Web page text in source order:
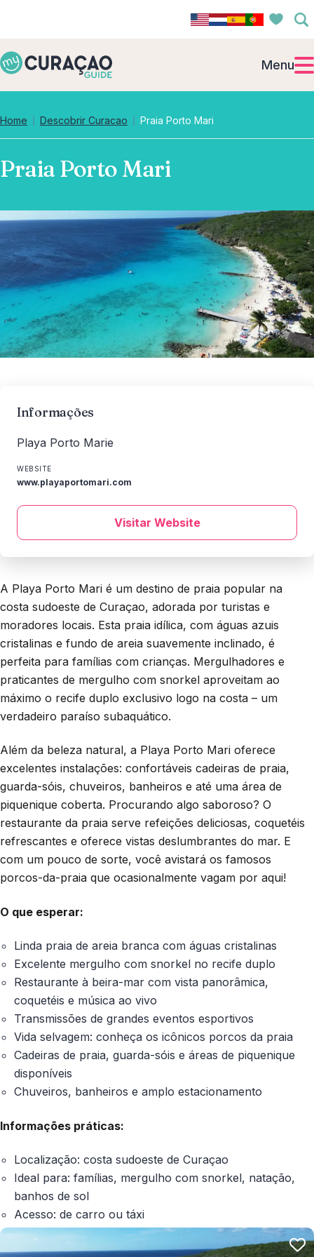
Menu
Home Descobrir Curacao Praia Porto Mari
Praia Porto Mari
A Playa Porto Mari é um destino de praia popular na
costa sudoeste de Curaçao, adorada por turistas e
moradores locais. Esta praia idílica, com águas azuis
cristalinas e fundo de areia suavemente inclinado, é
perfeita para famílias com crianças. Mergulhadores e
praticantes de mergulho com snorkel aproveitam ao
máximo o recife duplo exclusivo logo na costa – um
verdadeiro paraíso subaquático.
Além da beleza natural, a Playa Porto Mari oferece
excelentes instalações: confortáveis cadeiras de praia,
guarda-sóis, chuveiros, banheiros e até uma área de
piquenique coberta. Procurando algo saboroso? O
restaurante da praia serve refeições deliciosas, coquetéis
refrescantes e oferece vistas deslumbrantes do mar. E
com um pouco de sorte, você avistará os famosos
porcos-da-praia que ocasionalmente vagam por aqui!
O que esperar:
Linda praia de areia branca com águas cristalinas
Excelente mergulho com snorkel no recife duplo
Restaurante à beira-mar com vista panorâmica,
coquetéis e música ao vivo
Transmissões de grandes eventos esportivos
Vida selvagem: conheça os icônicos porcos da praia
Cadeiras de praia, guarda-sóis e áreas de piquenique
disponíveis
Chuveiros, banheiros e amplo estacionamento
Informações práticas:
Localização: costa sudoeste de Curaçao
Ideal para: famílias, mergulho com snorkel, natação,
banhos de sol
Acesso: de carro ou táxi
Informações
Playa Porto Marie
WEBSITE
www.playaportomari.com
Visitar Website